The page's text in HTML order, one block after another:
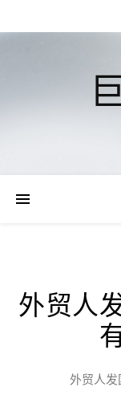
外贸人
外贸人发